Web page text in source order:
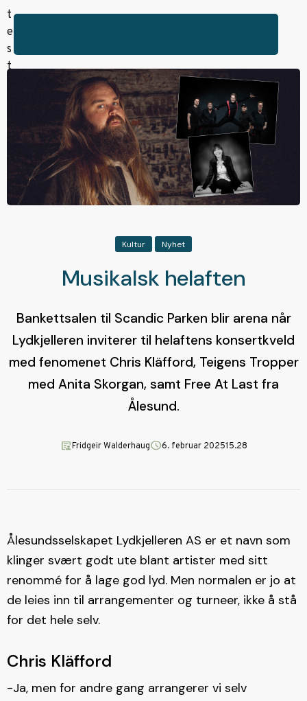
Kultur Nyhet
Musikalsk helaften
Bankettsalen til Scandic Parken blir arena når
Lydkjelleren inviterer til helaftens konsertkveld
med fenomenet Chris Kläfford, Teigens Tropper
med Anita Skorgan, samt Free At Last fra
Ålesund.
article_personFridgeir Walderhaugschedule6. februar 202515.28
Ålesundsselskapet Lydkjelleren AS er et navn som
klinger svært godt ute blant artister med sitt
renommé for å lage god lyd. Men normalen er jo at
de leies inn til arrangementer og turneer, ikke å stå
for det hele selv.
Chris Kläfford
-Ja, men for andre gang arrangerer vi selv